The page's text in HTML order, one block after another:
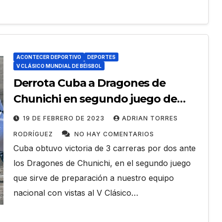
ACONTECER DEPORTIVO
DEPORTES
V CLÁSICO MUNDIAL DE BÉISBOL
Derrota Cuba a Dragones de
Chunichi en segundo juego de
preparación
19 DE FEBRERO DE 2023 ADRIAN TORRES
RODRÍGUEZ NO HAY COMENTARIOS
Cuba obtuvo victoria de 3 carreras por dos ante
los Dragones de Chunichi, en el segundo juego
que sirve de preparación a nuestro equipo
nacional con vistas al V Clásico…
en
ACEVEDO
Carrera Andarín
Carvajal: velocidad,
resistencia y espíritu
deportivo en su 38
edición
25 DE JULIO DE 2026 ADIAN ACEVEDO
GONZÁLEZ NO HAY COMENTARIOS